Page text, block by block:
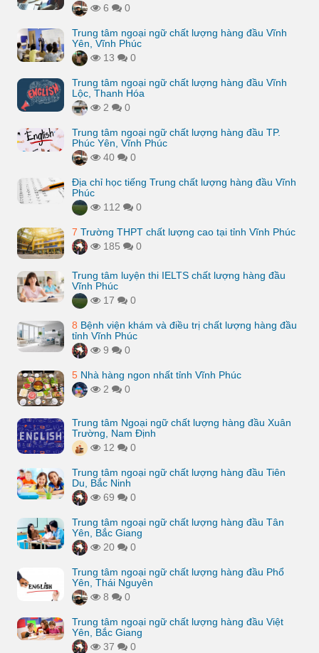
6
0
Trung tâm ngoại ngữ chất lượng hàng đầu Vĩnh
Yên, Vĩnh Phúc
13
0
Trung tâm ngoại ngữ chất lượng hàng đầu Vĩnh
Lộc, Thanh Hóa
2
0
Trung tâm ngoại ngữ chất lượng hàng đầu TP.
Phúc Yên, Vĩnh Phúc
40
0
Địa chỉ học tiếng Trung chất lượng hàng đầu Vĩnh
Phúc
112
0
7 Trường THPT chất lượng cao tại tỉnh Vĩnh Phúc
185
0
Trung tâm luyện thi IELTS chất lượng hàng đầu
Vĩnh Phúc
17
0
8 Bệnh viện khám và điều trị chất lượng hàng đầu
tỉnh Vĩnh Phúc
9
0
5 Nhà hàng ngon nhất tỉnh Vĩnh Phúc
2
0
Trung tâm Ngoại ngữ chất lượng hàng đầu Xuân
Trường, Nam Định
12
0
Trung tâm ngoại ngữ chất lượng hàng đầu Tiên
Du, Bắc Ninh
69
0
Trung tâm ngoại ngữ chất lượng hàng đầu Tân
Yên, Bắc Giang
20
0
Trung tâm ngoại ngữ chất lượng hàng đầu Phổ
Yên, Thái Nguyên
8
0
Trung tâm ngoại ngữ chất lượng hàng đầu Việt
Yên, Bắc Giang
37
0